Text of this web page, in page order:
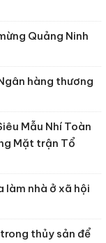
Quảng Ninh
hàng thương
Mẫu Nhí Toàn
Mặt trận Tổ
làm nhà ở xã hội
thủy sản để